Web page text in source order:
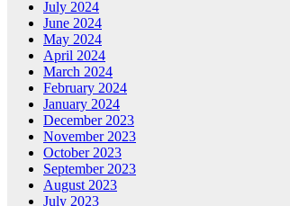
July 2024
June 2024
May 2024
April 2024
March 2024
February 2024
January 2024
December 2023
November 2023
October 2023
September 2023
August 2023
July 2023